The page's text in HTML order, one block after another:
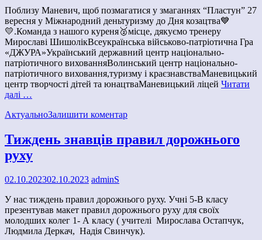
Поблизу Маневич, щоб позмагатися у змаганнях “Пластун” 27
вересня у Міжнародний деньтуризму до Дня козацтва💙
💛.Команда з нашого куреня🥈місце, дякуємо тренеру
Мирославі ШишолікВсеукраїнська військово-патріотична Гра
«ДЖУРА»Український державний центр національно-
патріотичного вихованняВолинський центр національно-
патріотичного виховання,туризму і краєзнавстваМаневицький
центр творчості дітей та юнацтваМаневицький ліцей Читати
далі …
АктуальноЗалишити коментар
Тиждень знавців правил дорожнього
руху
02.10.202302.10.2023 adminS
У нас тиждень правил дорожнього руху. Учні 5-В класу
презентував макет правил дорожнього руху для своїх
молодших колег 1- А класу ( учителі Мирослава Остапчук,
Людмила Деркач, Надія Свинчук).